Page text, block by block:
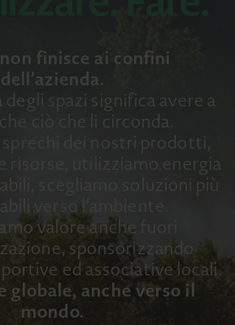
finisce ai confini
dell’azienda.
degli spazi significa avere a
ciò che li circonda.
sprechi dei nostri prodotti,
risorse, utilizziamo energia
scegliamo soluzioni più
verso l’ambiente.
valore anche fuori
sponsorizzando
ed associative locali.
globale, anche verso il
mondo.